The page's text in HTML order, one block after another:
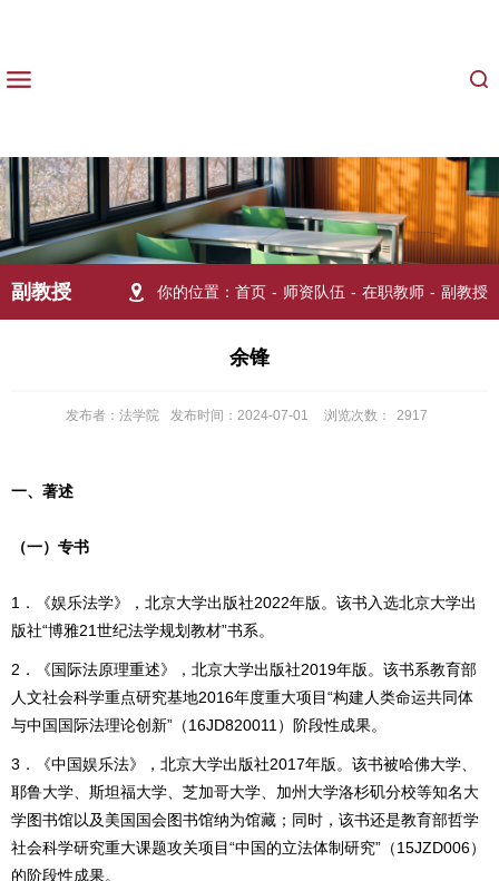
副教授 你的位置： 首页 - 师资队伍 - 在职教师 - 副教授
余锋
发布者：法学院 发布时间：2024-07-01 浏览次数： 2917
一、著述
（一）专书
1．《娱乐法学》，北京大学出版社2022年版。该书入选北京大学出
版社“博雅21世纪法学规划教材”书系。
2．《国际法原理重述》，北京大学出版社2019年版。该书系教育部
人文社会科学重点研究基地2016年度重大项目“构建人类命运共同体
与中国国际法理论创新”（16JD820011）阶段性成果。
3．《中国娱乐法》，北京大学出版社2017年版。该书被哈佛大学、
耶鲁大学、斯坦福大学、芝加哥大学、加州大学洛杉矶分校等知名大
学图书馆以及美国国会图书馆纳为馆藏；同时，该书还是教育部哲学
社会科学研究重大课题攻关项目“中国的立法体制研究”（15JZD006）
的阶段性成果。